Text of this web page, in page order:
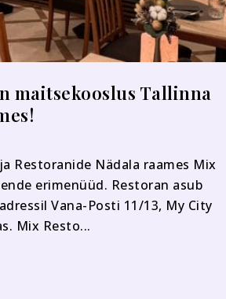
maitsekooslus Tallinna
Restoranide Nädala raames Mix
erimenüüd. Restoran asub
Vana-Posti 11/13, My City
Mix Resto...